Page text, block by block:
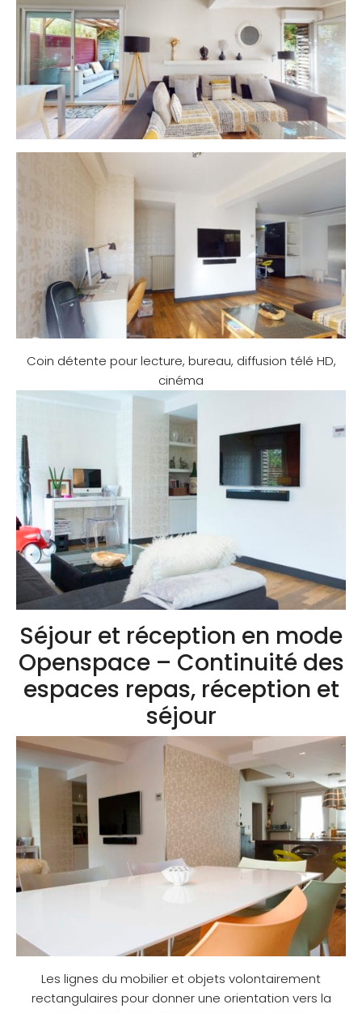
Coin détente pour lecture, bureau, diffusion télé HD,
cinéma
Séjour et réception en mode
Openspace – Continuité des
espaces repas, réception et
séjour
Les lignes du mobilier et objets volontairement
rectangulaires pour donner une orientation vers la